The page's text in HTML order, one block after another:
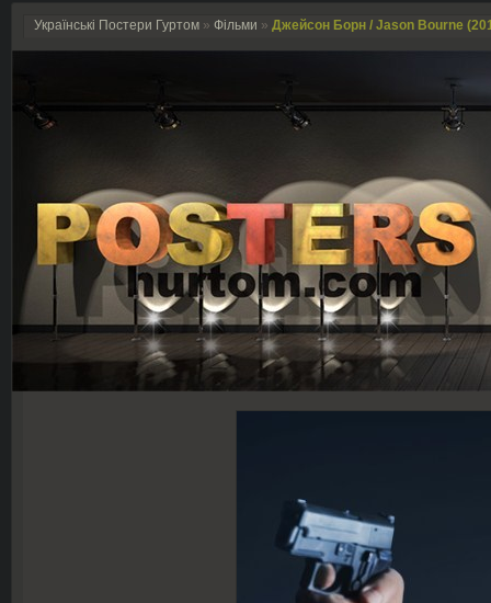
Українські Постери Гуртом » Фільми » Джейсон Борн / Jason Bourne